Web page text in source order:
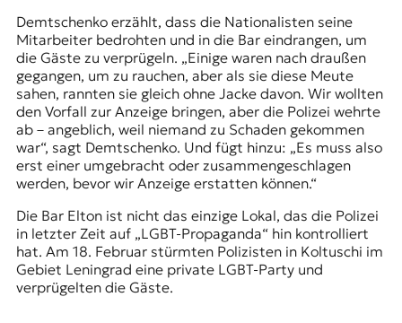
Demtschenko erzählt, dass die Nationalisten seine
Mitarbeiter bedrohten und in die Bar eindrangen, um
die Gäste zu verprügeln. „Einige waren nach draußen
gegangen, um zu rauchen, aber als sie diese Meute
sahen, rannten sie gleich ohne Jacke davon. Wir wollten
den Vorfall zur Anzeige bringen, aber die Polizei wehrte
ab – angeblich, weil niemand zu Schaden gekommen
war“, sagt Demtschenko. Und fügt hinzu: „Es muss also
erst einer umgebracht oder zusammengeschlagen
werden, bevor wir Anzeige erstatten können.“
Die Bar Elton ist nicht das einzige Lokal, das die Polizei
in letzter Zeit auf „LGBT-Propaganda“ hin kontrolliert
hat. Am 18. Februar stürmten Polizisten in Koltuschi im
Gebiet Leningrad eine private LGBT-Party und
verprügelten die Gäste.